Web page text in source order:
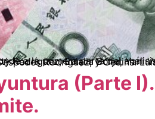
(Parte